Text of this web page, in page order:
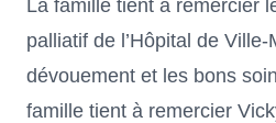
La famille tient à remercier
palliatif de l’Hôpital de
dévouement et les bons
famille tient à remercier